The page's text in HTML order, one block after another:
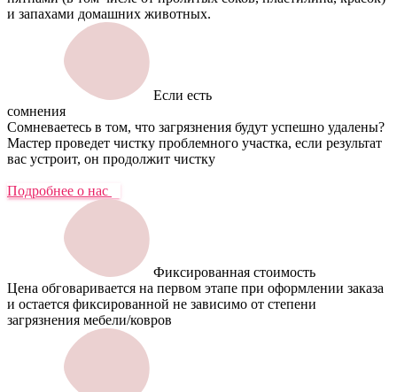
и запахами домашних животных.
Если есть
сомнения
Сомневаетесь в том, что загрязнения будут успешно удалены?
Мастер проведет чистку проблемного участка, если результат
вас устроит, он продолжит чистку
Подробнее о нас
Фиксированная стоимость
Цена обговаривается на первом этапе при оформлении заказа
и остается фиксированной не зависимо от степени
загрязнения мебели/ковров